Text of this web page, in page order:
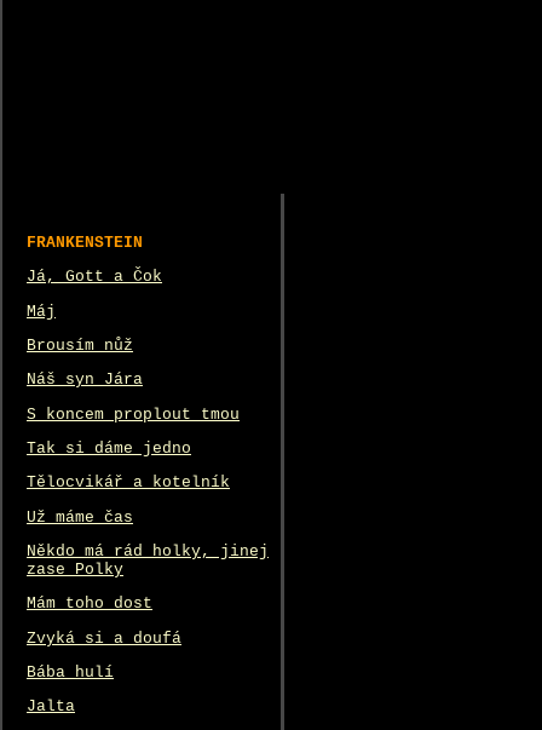
FRANKENSTEIN
Já, Gott a Čok
Máj
Brousím nůž
Náš syn Jára
S koncem proplout tmou
Tak si dáme jedno
Tělocvikář a kotelník
Už máme čas
Někdo má rád holky, jinej
zase Polky
Mám toho dost
Zvyká si a doufá
Bába hulí
Jalta